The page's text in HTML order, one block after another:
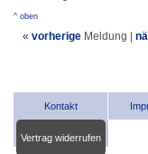
^ oben
« vorherige Meldung
Kontakt
Vertrag widerrufen